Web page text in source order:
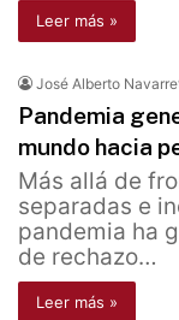
Leer más »
José Alberto
Pandemia
mundo hacia
Más allá de
separadas e
pandemia ha
de rechazo…
Leer más »